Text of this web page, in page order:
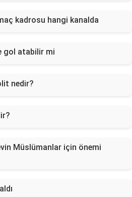
kadrosu hangi kanalda
gol atabilir mi
nedir?
Müslümanlar için önemi